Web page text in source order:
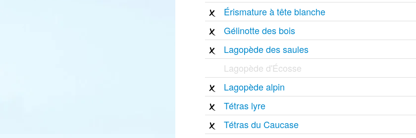
Érismature à tête blanche
Gélinotte des bois
Lagopède des saules
Lagopède d'Écosse
Lagopède alpin
Tétras lyre
Tétras du Caucase